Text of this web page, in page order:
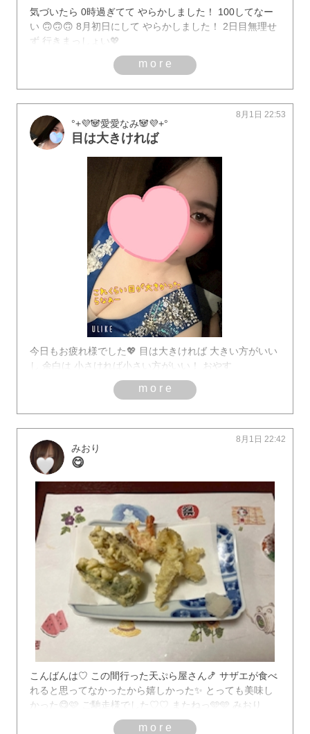
気づいたら 0時過ぎてて やらかしました！ 100してなー
い 🙃🙃🙃 8月初日にして やらかしました！ 2日目無理せ
ず 行きまっしょい💖
more
°+💜🐼愛愛なみ‪🐼💜+°
目は大きければ
8月1日 22:53
今日もお疲れ様でした💖 目は大きければ 大きい方がいい
し 余白は 小さければ小さい方がいい！ おやす
more
みおり
😋
8月1日 22:42
こんばんは♡ この間行った天ぷら屋さん🍤 サザエが食べ
れると思ってなかったから嬉しかった✨ とっても美味し
かった😋🩷 ご馳走様でした♡♡ またねっ🩵🩵 みおり
more